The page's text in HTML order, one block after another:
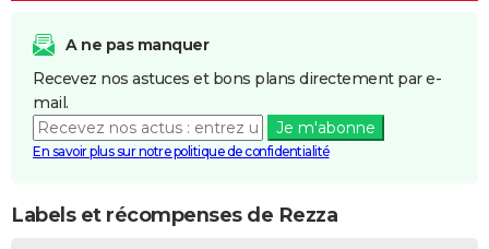
A ne pas manquer
Recevez nos astuces et bons plans directement par e-
mail.
Je m'abonne
En savoir plus sur notre politique de confidentialité
Labels et récompenses de Rezza